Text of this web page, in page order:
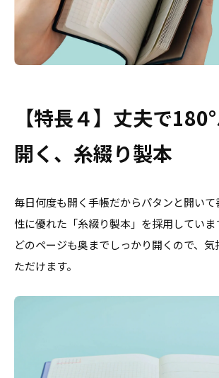
【特長４】丈夫で
開く、糸綴り製本
毎日何度も開く手帳だからパタンと開い
性に優れた「糸綴り製本」を採用していま
どのページも奥までしっかり開くので、
ただけます。